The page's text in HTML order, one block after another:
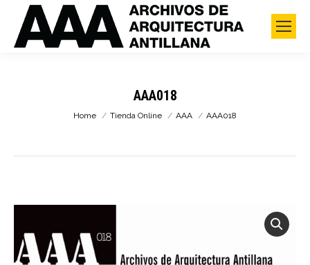
AAA018
You are here:
Home Tienda Online AAA AAA018